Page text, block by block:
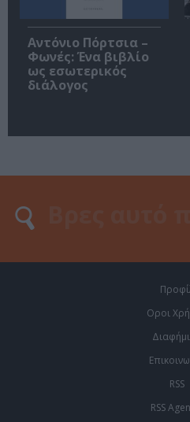
Αντόνιο Πόρτσια –
Φωνές: Ένα βιβλίο
ως εσωτερικός
διάλογος
Οροι
RSS
RSS